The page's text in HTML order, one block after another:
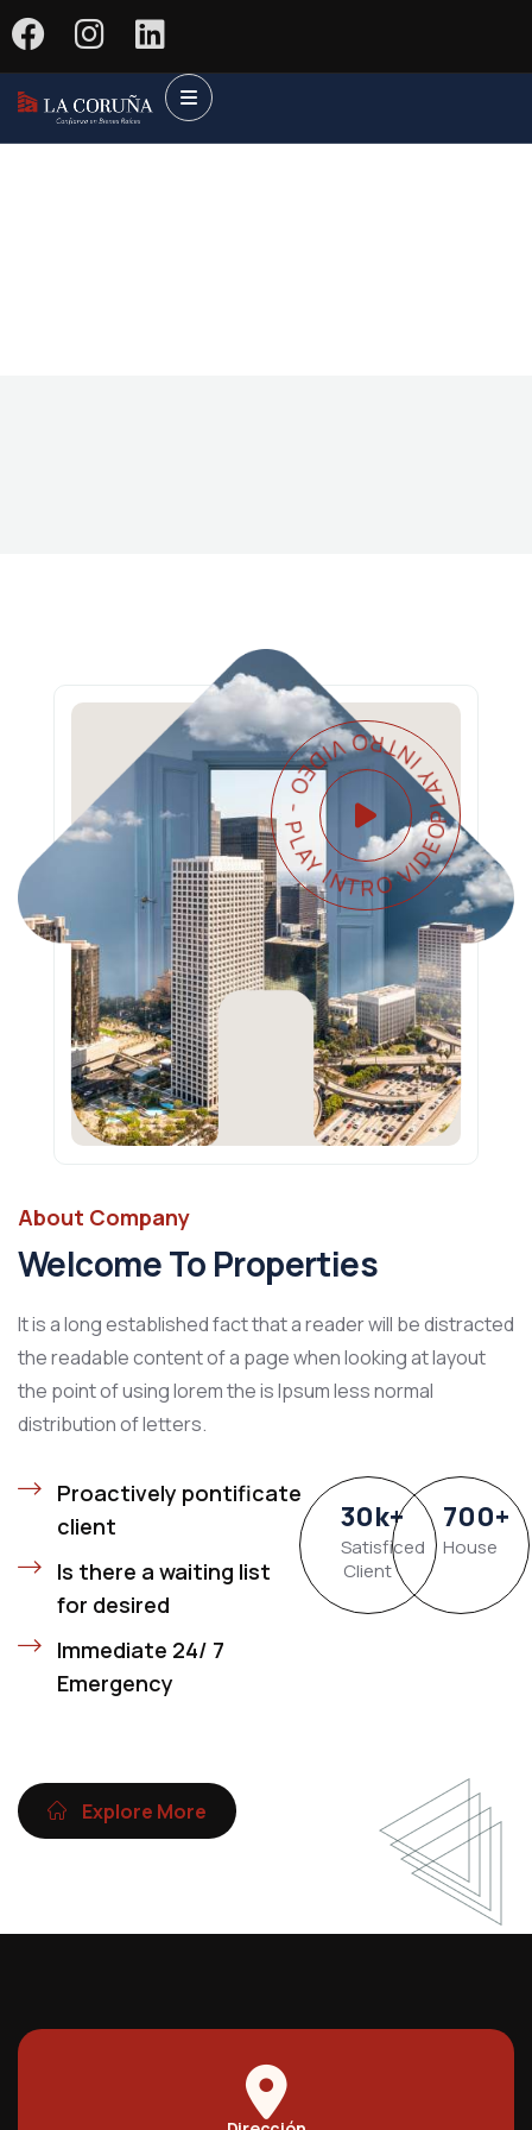
PLAY INTRO VIDEO - PLAY INTRO VIDEO -
About Company
Welcome To Properties
It is a long established fact that a reader will be distracted
the readable content of a page when looking at layout
the point of using lorem the is Ipsum less normal
distribution of letters.
Proactively pontificate
client
Is there a waiting list
for desired
Immediate 24/ 7
Emergency
30k+
Satisficed
Client
700+
House
Explore More